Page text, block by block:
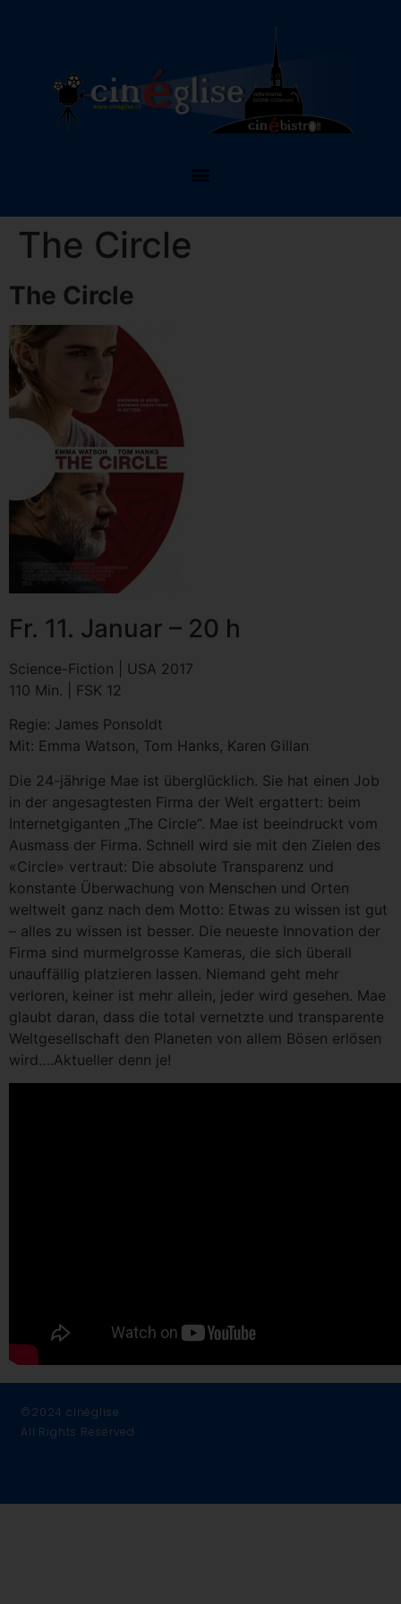
The Circle
The Circle
Fr. 11. Januar – 20 h
Science-Fiction | USA 2017
110 Min. | FSK 12
Regie: James Ponsoldt
Mit: Emma Watson, Tom Hanks, Karen Gillan
Die 24-jährige Mae ist überglücklich. Sie hat einen Job
in der angesagtesten Firma der Welt ergattert: beim
Internetgiganten „The Circle“. Mae ist beeindruckt vom
Ausmass der Firma. Schnell wird sie mit den Zielen des
«Circle» vertraut: Die absolute Transparenz und
konstante Überwachung von Menschen und Orten
weltweit ganz nach dem Motto: Etwas zu wissen ist gut
– alles zu wissen ist besser. Die neueste Innovation der
Firma sind murmelgrosse Kameras, die sich überall
unauffällig platzieren lassen. Niemand geht mehr
verloren, keiner ist mehr allein, jeder wird gesehen. Mae
glaubt daran, dass die total vernetzte und transparente
Weltgesellschaft den Planeten von allem Bösen erlösen
wird….Aktueller denn je!
©2024 cinéglise
All Rights Reserved